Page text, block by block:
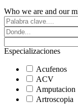
Who we are and our
Especializaciones
Acufenos
ACV
Amputacion
Artroscopia